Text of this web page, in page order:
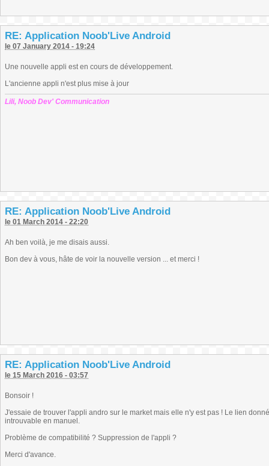
RE: Application Noob'Live Android
le 07 January 2014 - 19:24
Une nouvelle appli est en cours de développement.
L'ancienne appli n'est plus mise à jour
Lili, Noob Dev' Communication
RE: Application Noob'Live Android
le 01 March 2014 - 22:20
Ah ben voilà, je me disais aussi.
Bon dev à vous, hâte de voir la nouvelle version ... et merci !
RE: Application Noob'Live Android
le 15 March 2016 - 03:57
Bonsoir !
J'essaie de trouver l'appli andro sur le market mais elle n'y est pas ! Le lien
introuvable en manuel.
Problème de compatibilité ? Suppression de l'appli ?
Merci d'avance.